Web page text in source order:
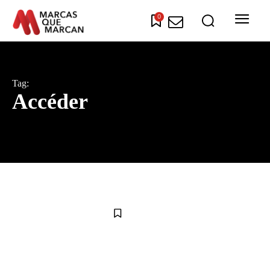
0
Tag:
Accéder